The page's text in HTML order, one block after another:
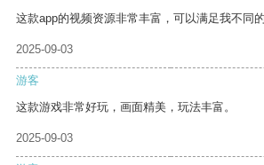
这款app的视频资源非常丰富，可以满足我不同的
2025-09-03
游客
这款游戏非常好玩，画面精美，玩法丰富。
2025-09-03